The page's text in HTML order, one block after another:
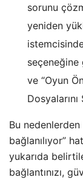
sorunu
yeniden
seçeneğine
ve “Oyun
Bu nedenlerden
bağlanılıyor”
yukarıda
bağlantınızı,